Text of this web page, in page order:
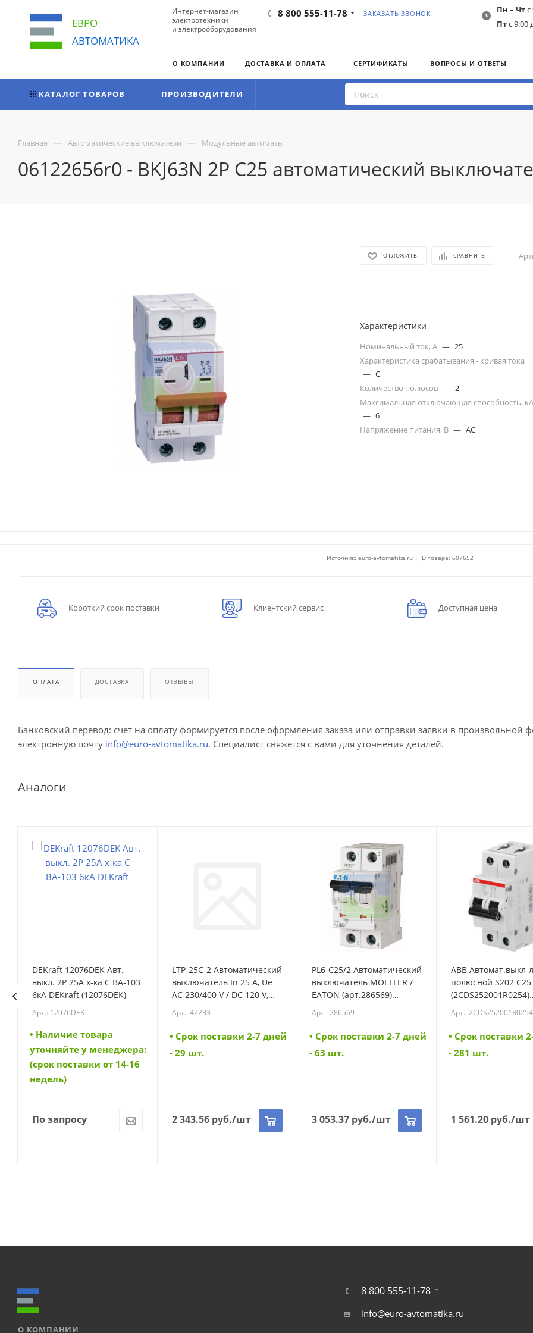
ЕВРО
АВТОМАТИКА
Интернет-магазин
электротехники
и электрооборудования
8 800 555-11-78 ЗАКАЗАТЬ ЗВОНОК Пн – Чтс
Птс 9:00
О КОМПАНИИ ДОСТАВКА И ОПЛАТА СЕРТИФИКАТЫ ВОПРОСЫ И ОТВЕТЫ
КАТАЛОГ ТОВАРОВ ПРОИЗВОДИТЕЛИ
Главная — Автоматические выключатели — Модульные автоматы
06122656r0 - BKJ63N 2P C25 автоматический
ОТЛОЖИТЬ СРАВНИТЬ
Характеристики
Номинальный ток, А — 25
Характеристика срабатывания - кривая тока
— C
Количество полюсов — 2
Максимальная отключающая способность, кА
— 6
Напряжение питания, В — AC
Источник: euro-avtomatika.ru | ID товара: 607652
Короткий срок поставки Клиентский сервис Доступная цена
ОПЛАТА ДОСТАВКА ОТЗЫВЫ
Банковский перевод: счет на оплату формируется после оформления заказа или отправки заявки в произвольной
электронную почту info@euro-avtomatika.ru. Специалист свяжется с вами для уточнения деталей.
Аналоги
DEKraft 12076DEK Авт.
выкл. 2Р 25А х-ка C ВА-103
6кА DEKraft (12076DEK)
Арт.: 12076DEK
• Наличие товара
уточняйте у менеджера:
(срок поставки от 14-16
недель)
По запросу
LTP-25C-2 Автоматический
выключатель In 25 A, Ue
AC 230/400 V / DC 120 V,
полюс, Icn 6 kA (42233)
Арт.: 42233
• Cрок поставки 2-7 дней
- 29 шт.
2 343.56руб./шт
PL6-C25/2 Автоматический
выключатель MOELLER /
EATON (арт.286569)
Арт.: 286569
• Cрок поставки 2-7 дней
- 63 шт.
3 053.37руб./шт
ABB Автомат.выкл-
полюсной S202 C25
(2CDS252001R0254)
Арт.: 2CDS252001R0254
• Cрок поставки
- 281 шт.
1 561.20 руб./шт
О КОМПАНИИ
8 800 555-11-78
info@euro-avtomatika.ru